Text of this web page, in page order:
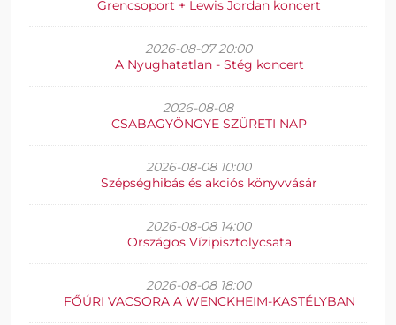
Grencsoport + Lewis Jordan koncert
2026-08-07 20:00
A Nyughatatlan - Stég koncert
2026-08-08
CSABAGYÖNGYE SZÜRETI NAP
2026-08-08 10:00
Szépséghibás és akciós könyvvásár
2026-08-08 14:00
Országos Vízipisztolycsata
2026-08-08 18:00
FŐÚRI VACSORA A WENCKHEIM-KASTÉLYBAN